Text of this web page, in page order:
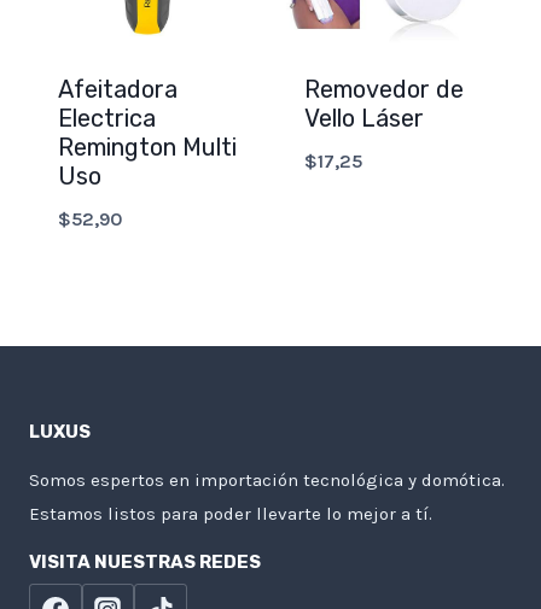
Afeitadora
Electrica
Remington Multi
Uso
$52,90
Removedor de
Vello Láser
$17,25
LUXUS
Somos espertos en importación tecnológica y domótica.
Estamos listos para poder llevarte lo mejor a tí.
VISITA NUESTRAS REDES